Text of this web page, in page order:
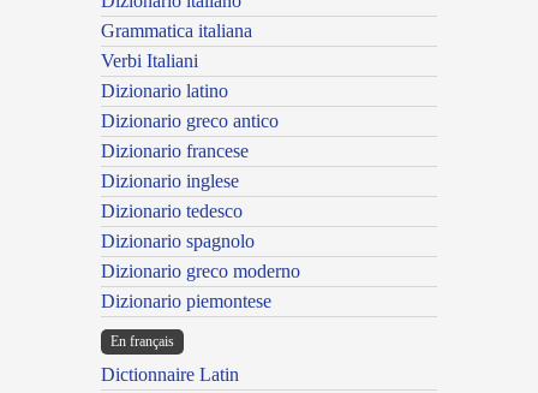
Grammatica italiana
Verbi Italiani
Dizionario latino
Dizionario greco antico
Dizionario francese
Dizionario inglese
Dizionario tedesco
Dizionario spagnolo
Dizionario greco moderno
Dizionario piemontese
En français
Dictionnaire Latin